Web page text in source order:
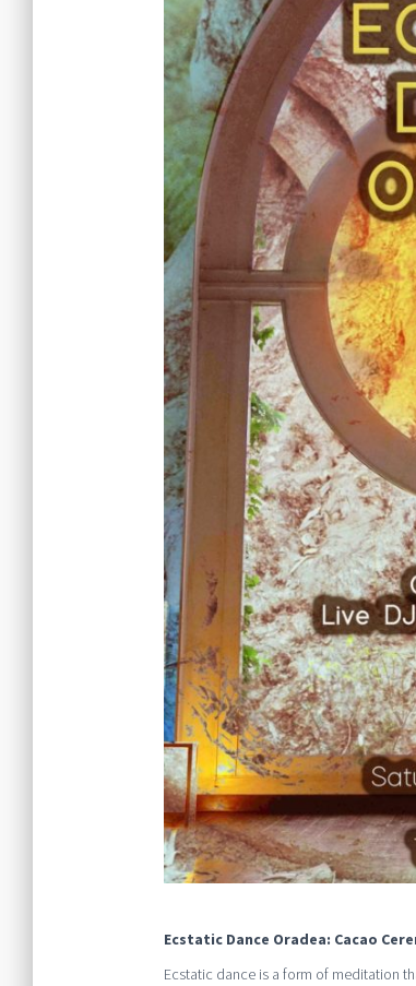
Ecstatic Dance Oradea: Cacao
Ecstatic dance is a form of meditation